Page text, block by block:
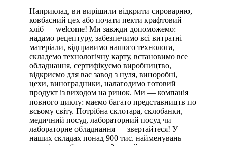
Наприклад, ви вирішили відкрити сироварню,
ковбасний цех або почати пекти крафтовий
хліб — welcome! Ми завжди допоможемо:
надамо рецептуру, забезпечимо всі витратні
матеріали, відправимо нашого технолога,
складемо технологічну карту, встановимо все
обладнання, сертифікуємо виробництво,
відкриємо для вас завод з нуля, виноробні,
цехи, виноградники, налагодимо готовий
продукт із виходом на ринок. Ми — компанія
повного циклу: маємо багато представництв по
всьому світу. Потрібна склотара, склобанки,
медичний посуд, лабораторний посуд чи
лабораторне обладнання — звертайтеся! У
наших складах понад 900 тис. найменувань